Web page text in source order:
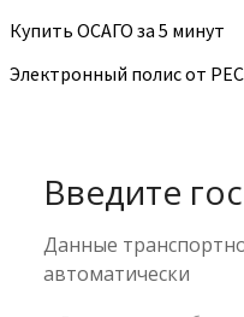
Купить ОСАГО за 5 минут
Электронный полис от